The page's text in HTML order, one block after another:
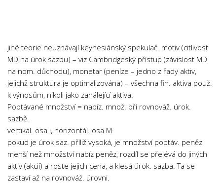
jiné teorie neuznávají keynesiánský spekulač. motiv (citlivost
MD na úrok sazbu) – viz Cambridgeský přístup (závislost MD
na nom. důchodu), monetar (peníze – jedno z řady aktiv,
jejichž struktura je optimalizována) – všechna fin. aktiva použ.
k výnosům, nikoli jako zahálející aktiva.
Poptávané množství = nabíz. množ. při rovnováž. úrok.
sazbě.
vertikál. osa i, horizontál. osa M
pokud je úrok saz. příliž vysoká, je množství poptáv. peněz
menší než množství nabíz peněz, rozdíl se přelévá do jiných
aktiv (akcií) a roste jejich cena, a klesá úrok. sazba. Ta se
zastaví až na rovnováž. úrovni.